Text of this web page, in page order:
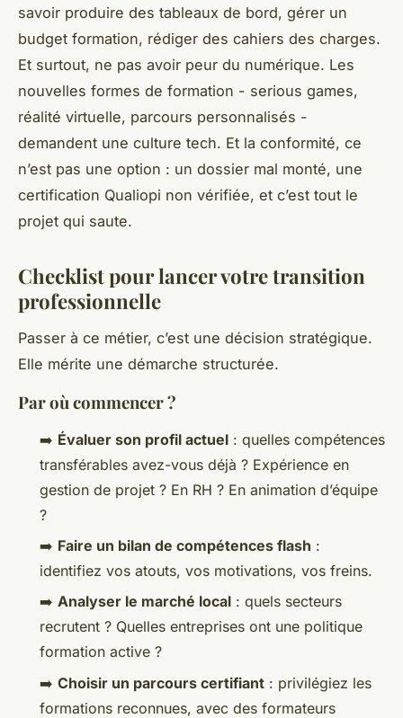
savoir produire des tableaux de bord, gérer un
budget formation, rédiger des cahiers des charges.
Et surtout, ne pas avoir peur du numérique. Les
nouvelles formes de formation - serious games,
réalité virtuelle, parcours personnalisés -
demandent une culture tech. Et la conformité, ce
n’est pas une option : un dossier mal monté, une
certification Qualiopi non vérifiée, et c’est tout le
projet qui saute.
Checklist pour lancer votre transition
professionnelle
Passer à ce métier, c’est une décision stratégique.
Elle mérite une démarche structurée.
Par où commencer ?
➡️ Évaluer son profil actuel : quelles compétences
transférables avez-vous déjà ? Expérience en
gestion de projet ? En RH ? En animation d’équipe
?
➡️ Faire un bilan de compétences flash :
identifiez vos atouts, vos motivations, vos freins.
➡️ Analyser le marché local : quels secteurs
recrutent ? Quelles entreprises ont une politique
formation active ?
➡️ Choisir un parcours certifiant : privilégiez les
formations reconnues, avec des formateurs